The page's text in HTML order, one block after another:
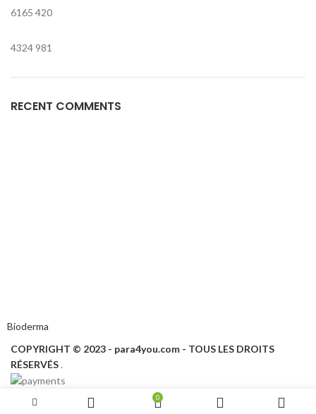
6165 420
4324 981
RECENT COMMENTS
Bioderma
COPYRIGHT © 2023 - para4you.com - TOUS LES DROITS
RÉSERVÉS .
0